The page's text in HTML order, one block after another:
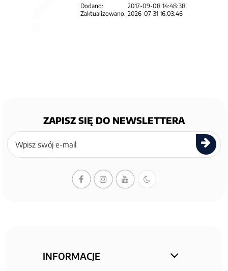
Dodano:
2017-09-08 14:48:38
Zaktualizowano: 2026-07-31 16:03:46
ZAPISZ SIĘ DO NEWSLETTERA
Zapisz
się
newslettera
INFORMACJE